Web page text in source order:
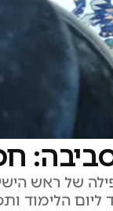
של ראש
ליום הלימוד